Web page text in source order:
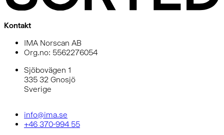
Kontakt
IMA Norscan AB
Org.no: 5562276054
Sjöbovägen 1
335 32 Gnosjö
Sverige
info@ima.se
+46 370-994 55